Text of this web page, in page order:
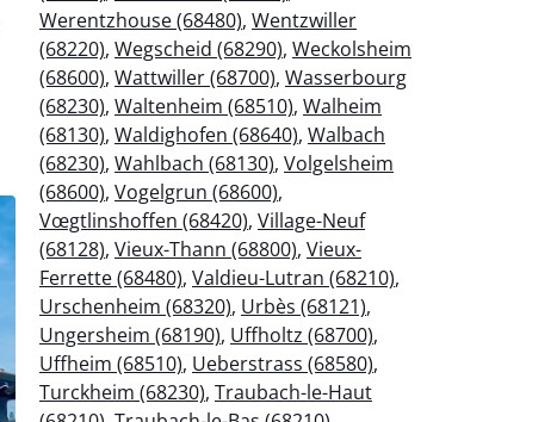
Werentzhouse (68480), Wentzwiller
(68220), Wegscheid (68290), Weckolsheim
(68600), Wattwiller (68700), Wasserbourg
(68230), Waltenheim (68510), Walheim
(68130), Waldighofen (68640), Walbach
(68230), Wahlbach (68130), Volgelsheim
(68600), Vogelgrun (68600),
Vœgtlinshoffen (68420), Village-Neuf
(68128), Vieux-Thann (68800), Vieux-
Ferrette (68480), Valdieu-Lutran (68210),
Urschenheim (68320), Urbès (68121),
Ungersheim (68190), Uffholtz (68700),
Uffheim (68510), Ueberstrass (68580),
Turckheim (68230), Traubach-le-Haut